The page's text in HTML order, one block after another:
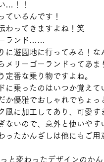
…！！
ているんです！
わってきますよね！笑
ランド……
に遊園地に行ってみる！
メリーゴーランドってあ
定番な乗り物ですよね。
に乗ったのはいつか覚えて
か優雅でおしゃれでちょ
風に加工してあり、可愛す
ないので、意外と使いやす
ったかんざしは他にもご
と変わったデザインのかん